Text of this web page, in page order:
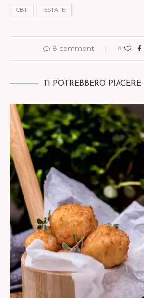
CBT ESTATE
8 commenti 0
TI POTREBBERO PIACERE